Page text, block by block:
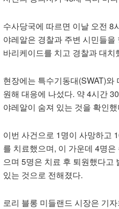
수사당국에 따르면 이날 오전 8
야레알은 경찰과 주변 시민들
바리케이드를 치고 경찰과 대치
현장에는 특수기동대(SWAT)
원해 대응에 나섰다. 약 4시간
야레알이 숨져 있는 것을 확인
이번 사건으로 1명이 사망하고
를 치료했으며, 이 가운데 4명
으며 5명은 치료 후 퇴원했다고
있는 것으로 전해졌다.
로리 블롱 미들랜드 시장은 기